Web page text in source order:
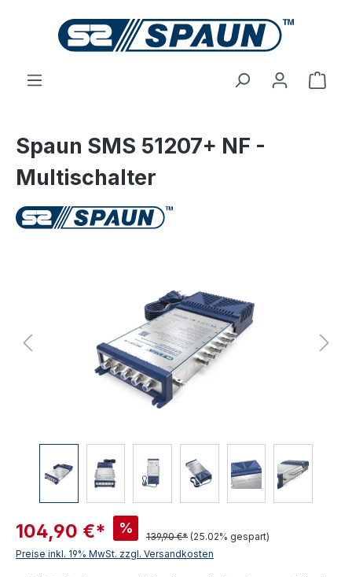
springen
Spaun SMS 51207+ NF -
Multischalter
104,90 €* %
139,90 €* (25.02% gespart)
Preise inkl. 19% MwSt. zzgl. Versandkosten